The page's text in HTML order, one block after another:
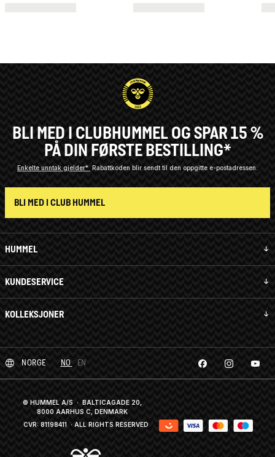
HUMMEL
KUNDESERVICE
KOLLEKSJONER
BLI MED I CLUBHUMMEL OG SPAR 15 %
PÅ DIN FØRSTE BESTILLING*
Enkelte unntak gjelder* Rabattkoden blir sendt til den oppgitte e-postadressen.
BLI MED I CLUB HUMMEL
NORGE NO EN
© HUMMEL A/S · BALTICAGADE 20,
8000 AARHUS C, DENMARK
CVR: 81198411 · ALL RIGHTS RESERVED